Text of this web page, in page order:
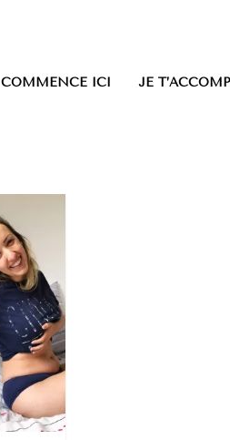
COMMENCE ICI JE